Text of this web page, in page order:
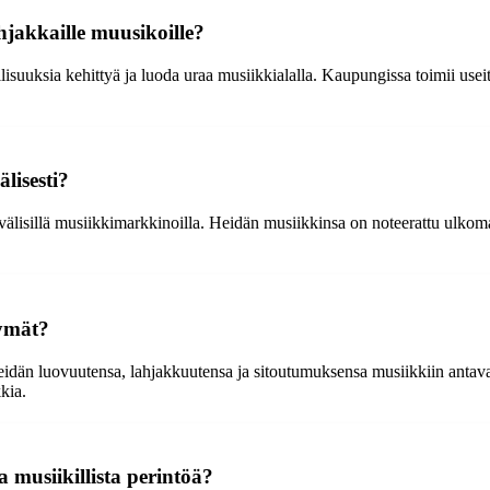
muusikoille?
kehittyä ja luoda uraa musiikkialalla. Kaupungissa toimii
musiikkimarkkinoilla. Heidän musiikkinsa on noteerattu
luovuutensa, lahjakkuutensa ja sitoutumuksensa musiikkiin
musiikillista perintöä?